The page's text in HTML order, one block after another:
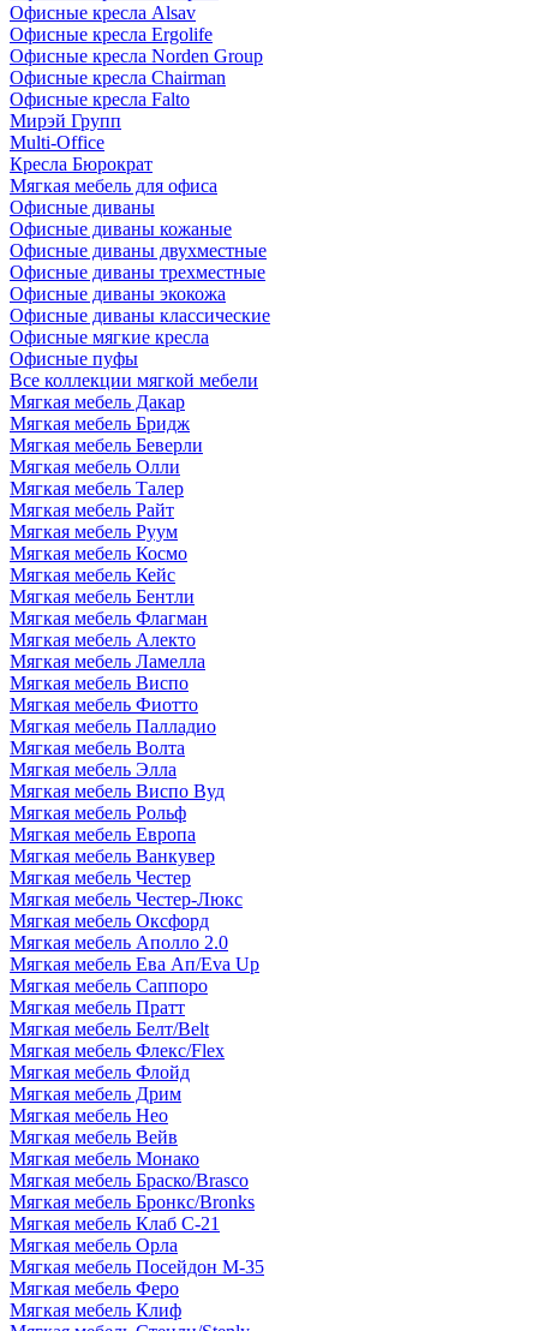
Офисные кресла Alsav
Офисные кресла Ergolife
Офисные кресла Norden Group
Офисные кресла Chairman
Офисные кресла Falto
Мирэй Групп
Multi-Office
Кресла Бюрократ
Мягкая мебель для офиса
Офисные диваны
Офисные диваны кожаные
Офисные диваны двухместные
Офисные диваны трехместные
Офисные диваны экокожа
Офисные диваны классические
Офисные мягкие кресла
Офисные пуфы
Все коллекции мягкой мебели
Мягкая мебель Дакар
Мягкая мебель Бридж
Мягкая мебель Беверли
Мягкая мебель Олли
Мягкая мебель Талер
Мягкая мебель Райт
Мягкая мебель Руум
Мягкая мебель Космо
Мягкая мебель Кейс
Мягкая мебель Бентли
Мягкая мебель Флагман
Мягкая мебель Алекто
Мягкая мебель Ламелла
Мягкая мебель Виспо
Мягкая мебель Фиотто
Мягкая мебель Палладио
Мягкая мебель Волта
Мягкая мебель Элла
Мягкая мебель Виспо Вуд
Мягкая мебель Рольф
Мягкая мебель Европа
Мягкая мебель Ванкувер
Мягкая мебель Честер
Мягкая мебель Честер-Люкс
Мягкая мебель Оксфорд
Мягкая мебель Аполло 2.0
Мягкая мебель Ева Ап/Eva Up
Мягкая мебель Саппоро
Мягкая мебель Пратт
Мягкая мебель Белт/Belt
Мягкая мебель Флекс/Flex
Мягкая мебель Флойд
Мягкая мебель Дрим
Мягкая мебель Нео
Мягкая мебель Вейв
Мягкая мебель Монако
Мягкая мебель Браско/Brasco
Мягкая мебель Бронкс/Bronks
Мягкая мебель Клаб С-21
Мягкая мебель Орла
Мягкая мебель Посейдон М-35
Мягкая мебель Феро
Мягкая мебель Клиф